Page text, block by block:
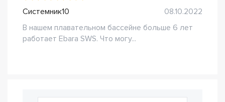
Системник10
08.10.2022
В нашем плавательном бассейне больше 6 лет
работает Ebara SWS. Что могу...